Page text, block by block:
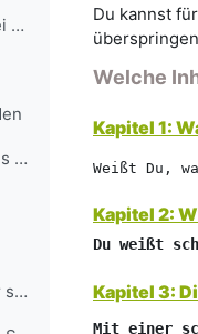
Lies Dir die folgende Datei über mögliche Formul...
Diese Aufgaben soll Dir als Anregung dienen, sel...
Ziele von Kapitel 3:Mit einer schrittweisen Anleit...
Du kannst
Welche
Kapitel 1:
Weißt Du,
Kapitel 2:
Du weißt
Kapitel 3:
Mit einer